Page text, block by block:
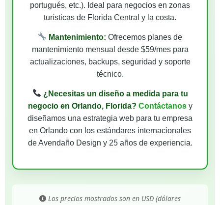
portugués, etc.). Ideal para negocios en zonas
turísticas de Florida Central y la costa.
Mantenimiento: Ofrecemos planes de
mantenimiento mensual desde $59/mes para
actualizaciones, backups, seguridad y soporte
técnico.
¿Necesitas un diseño a medida para tu
negocio en Orlando, Florida? Contáctanosy
diseñamos una estrategia web para tu empresa
en Orlando con los estándares internacionales
de Avendaño Design y 25 años de experiencia.
Los precios mostrados son en USD (dólares